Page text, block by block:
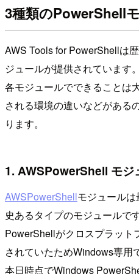
3種類のPowerShell
AWS Tools for PowerShellは
ジュールが提供されています。
各モジュールでできることは
される環境の違いなどがある
ります。
1. AWSPowerShell モジ
AWSPowerShellモジュール
史あるタイプのモジュールです
PowerShellがクロスプラット
されていたためWindows専用
本日時点でWindows